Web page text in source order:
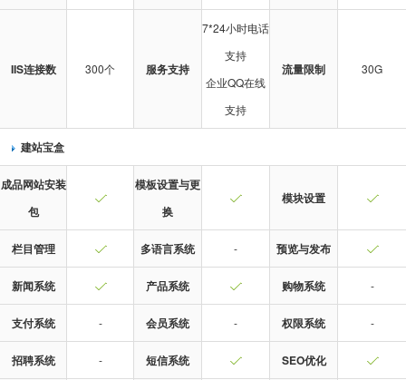
IIS连接数 300个 服务支持
7*24小时电话
支持
企业QQ在线
支持
流量限制 30G
建站宝盒
成品网站安装
包
模板设置与更
换
模块设置
栏目管理 多语言系统 - 预览与发布
新闻系统 产品系统 购物系统 -
支付系统 - 会员系统 - 权限系统 -
招聘系统 - 短信系统 SEO优化